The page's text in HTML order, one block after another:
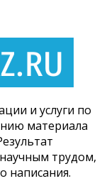
и услуги по
материала
трудом,
написания.